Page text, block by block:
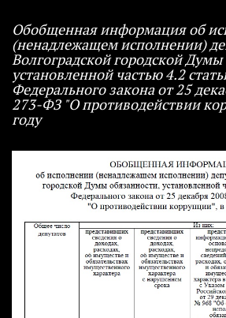
Обобщенная информация об
(ненадлежащем исполнении)
Волгоградской городской Думы
установленной частью 4.2
Федерального закона от 25
273-ФЗ "О противодействии
году